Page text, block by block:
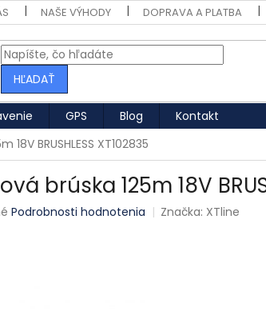
NAŠE VÝHODY DOPRAVA A PLATBA
HĽADAŤ
GPS Blog
Kontakt
BRUSHLESS XT102835
brúska 125m 18V
produktu je 0,0 z 5 hviezdičiek.
Podrobnosti hodnotenia Značka: XTline